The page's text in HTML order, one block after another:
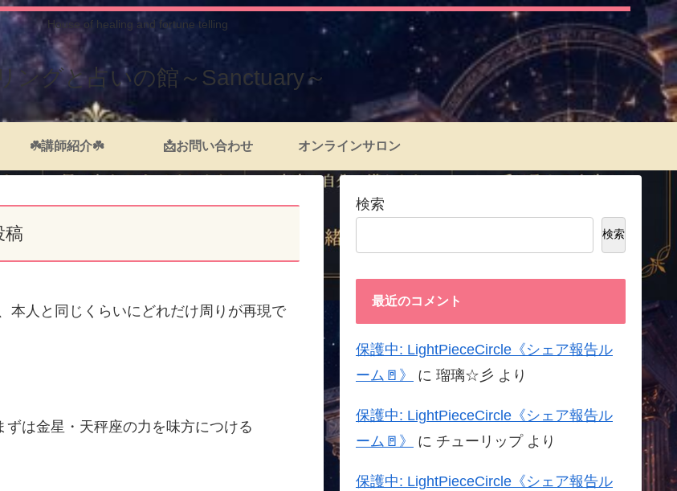
House of healing and fortune telling
ングと占いの館～Sanctuary～
☘️講師紹介☘️ 📩お問い合わせ オンラインサロン
稿
本人と同じくらいにどれだけ周りが再現で
ずは金星・天秤座の力を味方につける
検索
検索
最近のコメント
保護中: LightPieceCircle《シェア報告ル
ーム🚪》
に 瑠璃☆彡 より
保護中: LightPieceCircle《シェア報告ル
ーム🚪》
に チューリップより
保護中: LightPieceCircle《シェア報告ル